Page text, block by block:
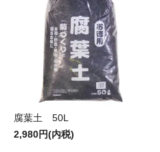
腐葉土 50L
2,980円(内税)